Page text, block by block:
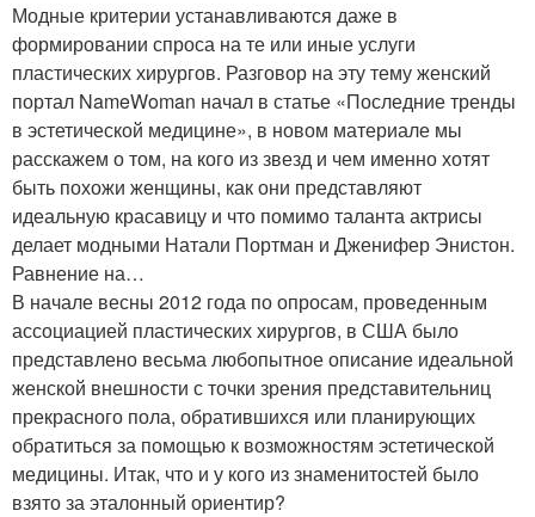
Модные критерии устанавливаются даже в
формировании спроса на те или иные услуги
пластических хирургов. Разговор на эту тему женский
портал NameWoman начал в статье «Последние тренды
в эстетической медицине», в новом материале мы
расскажем о том, на кого из звезд и чем именно хотят
быть похожи женщины, как они представляют
идеальную красавицу и что помимо таланта актрисы
делает модными Натали Портман и Дженифер Энистон.
Равнение на…
В начале весны 2012 года по опросам, проведенным
ассоциацией пластических хирургов, в США было
представлено весьма любопытное описание идеальной
женской внешности с точки зрения представительниц
прекрасного пола, обратившихся или планирующих
обратиться за помощью к возможностям эстетической
медицины. Итак, что и у кого из знаменитостей было
взято за эталонный ориентир?